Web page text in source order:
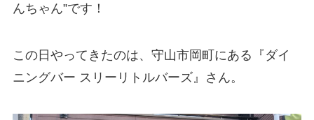
んちゃん”です！
この日やってきたのは、守山市岡町にある『ダイ
ニングバー スリーリトルバーズ』さん。